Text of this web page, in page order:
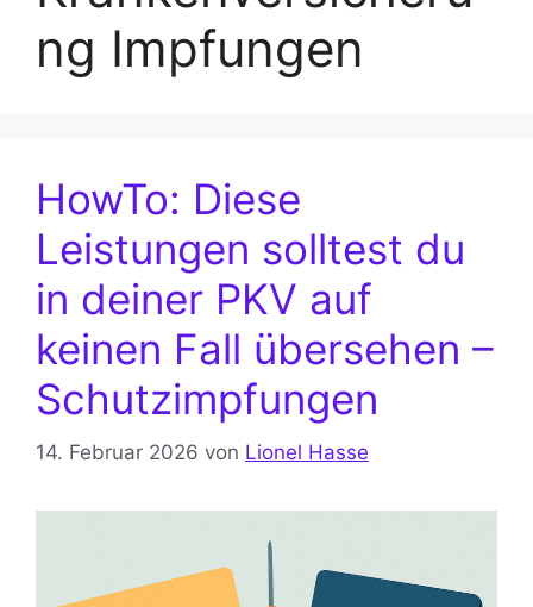
ng Impfungen
HowTo: Diese
Leistungen solltest du
in deiner PKV auf
keinen Fall übersehen –
Schutzimpfungen
14. Februar 2026 von Lionel Hasse